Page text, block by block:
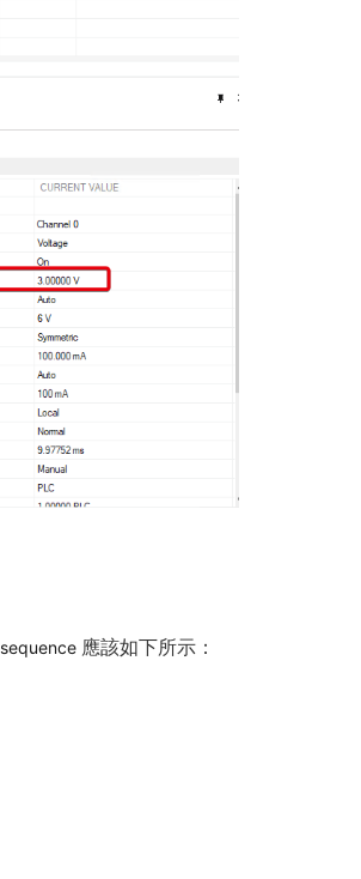
sequence 應該如下所示：